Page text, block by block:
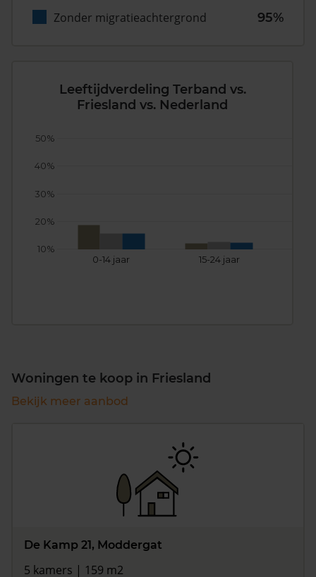
Zonder migratieachtergrond
95%
Leeftijdverdeling Terband vs.
Friesland vs. Nederland
0-14 jaar 15-24 jaar
10%
20%
30%
40%
50%
Woningen te koop in Friesland
Bekijk meer aanbod
De Kamp 21, Moddergat
5 kamers | 159 m2